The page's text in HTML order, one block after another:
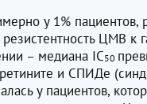
у 1% пациентов,
ЦМВ к
– медиана IC50
и СПИДе
у пациентов,